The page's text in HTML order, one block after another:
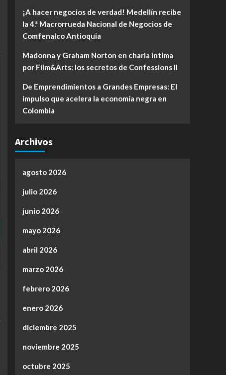
¡A hacer negocios de verdad! Medellín recibe
la 4.ª Macrorrueda Nacional de Negocios de
Comfenalco Antioquia
Madonna y Graham Norton en charla íntima
por Film&Arts: los secretos de Confessions II
De Emprendimientos a Grandes Empresas: El
impulso que acelera la economía negra en
Colombia
Archivos
agosto 2026
julio 2026
junio 2026
mayo 2026
abril 2026
marzo 2026
febrero 2026
enero 2026
diciembre 2025
noviembre 2025
octubre 2025